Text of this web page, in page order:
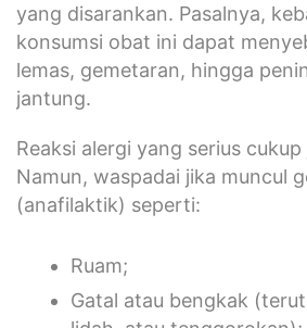
yang disarankan. Pasalnya,
konsumsi obat ini dapat
lemas, gemetaran, hingga
jantung.
Reaksi alergi yang serius
Namun, waspadai jika muncul
(anafilaktik) seperti:
Ruam;
Gatal atau bengkak